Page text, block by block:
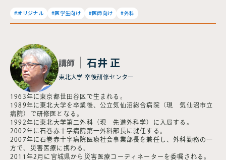
#オリジナル #医学生向け #医師向け #外科
講師 石井 正
東北大学 卒後研修センター
1963年に東京都世田谷区で生まれる。
1989年に東北大学を卒業後、公立気仙沼総合病院（現 気仙沼市立
病院）で研修医となる。
1992年に東北大学第二外科（現 先進外科学）に入局する。
2002年に石巻赤十字病院第一外科部長に就任する。
2007年に石巻赤十字病院医療社会事業部長を兼任し、外科勤務の一
方で、災害医療に携わる。
2011年2月に宮城県から災害医療コーディネーターを委嘱される。